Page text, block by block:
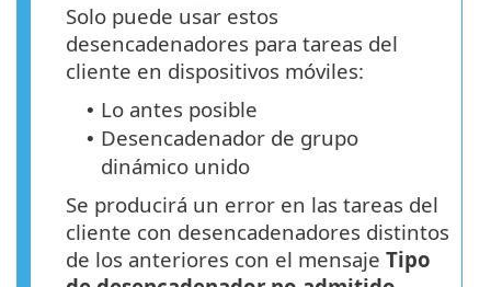
Solo puede usar estos
desencadenadores para tareas del
cliente en dispositivos móviles:
• Lo antes posible
• Desencadenador de grupo
dinámico unido
Se producirá un error en las tareas del
cliente con desencadenadores distintos
de los anteriores con el mensaje Tipo